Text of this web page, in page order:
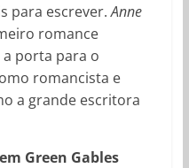
para escrever.Anne
romance
porta para o
romancista e
a grande escritora
Green Gables